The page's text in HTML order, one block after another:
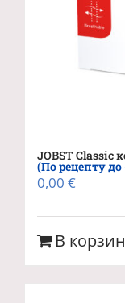
JOBST Classic
(По рецепту до
0,00 €
В